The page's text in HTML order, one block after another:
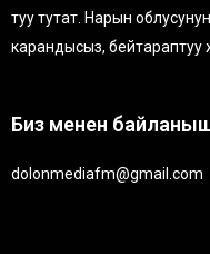
туу тутат. Нарын
карандысыз,
Биз менен
dolonmediafm@gmail.com